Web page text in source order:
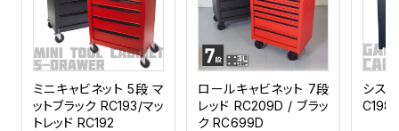
ミニキャビネット 5段 マ
ットブラック RC193/マッ
トレッド RC192
ロールキャビネット 7段
レッド RC209D / ブラッ
ク RC699D
シス
C198